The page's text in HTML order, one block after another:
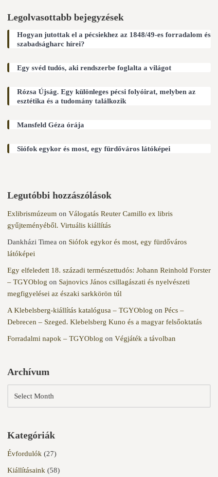
Legolvasottabb bejegyzések
Hogyan jutottak el a pécsiekhez az 1848/49-es forradalom és
szabadságharc hírei?
Egy svéd tudós, aki rendszerbe foglalta a világot
Rózsa Újság. Egy különleges pécsi folyóirat, melyben az
esztétika és a tudomány találkozik
Mansfeld Géza órája
Siófok egykor és most, egy fürdőváros látóképei
Legutóbbi hozzászólások
Exlibrismúzeum on Válogatás Reuter Camillo ex libris
gyűjteményéből. Virtuális kiállítás
Dankházi Timea on Siófok egykor és most, egy fürdőváros
látóképei
Egy elfeledett 18. századi természettudós: Johann Reinhold Forster
– TGYOblog on Sajnovics János csillagászati és nyelvészeti
megfigyelései az északi sarkkörön túl
A Klebelsberg-kiállítás katalógusa – TGYOblog on Pécs –
Debrecen – Szeged. Klebelsberg Kuno és a magyar felsőoktatás
Forradalmi napok – TGYOblog on Végjáték a távolban
Archívum
Kategóriák
Évfordulók (27)
Kiállításaink (58)